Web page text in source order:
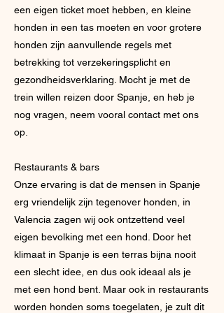
een eigen ticket moet hebben, en kleine
honden in een tas moeten en voor grotere
honden zijn aanvullende regels met
betrekking tot verzekeringsplicht en
gezondheidsverklaring. Mocht je met de
trein willen reizen door Spanje, en heb je
nog vragen, neem vooral contact met ons
op.
Restaurants & bars
Onze ervaring is dat de mensen in Spanje
erg vriendelijk zijn tegenover honden, in
Valencia zagen wij ook ontzettend veel
eigen bevolking met een hond. Door het
klimaat in Spanje is een terras bijna nooit
een slecht idee, en dus ook ideaal als je
met een hond bent. Maar ook in restaurants
worden honden soms toegelaten, je zult dit